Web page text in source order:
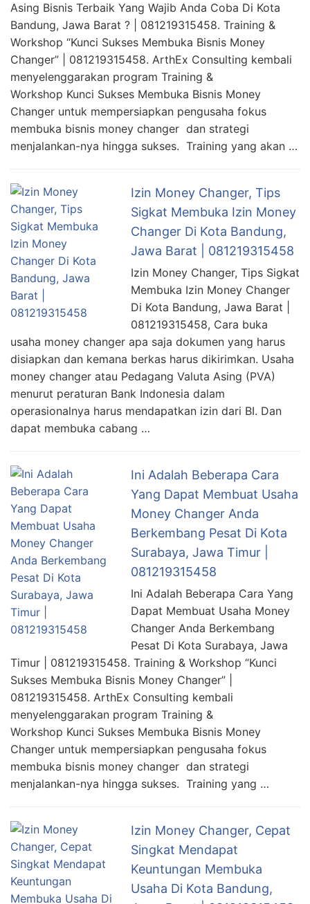
Asing Bisnis Terbaik Yang Wajib Anda Coba Di Kota
Bandung, Jawa Barat ? | 081219315458. Training &
Workshop “Kunci Sukses Membuka Bisnis Money
Changer” | 081219315458. ArthEx Consulting kembali
menyelenggarakan program Training &
Workshop Kunci Sukses Membuka Bisnis Money
Changer untuk mempersiapkan pengusaha fokus
membuka bisnis money changer dan strategi
menjalankan-nya hingga sukses. Training yang akan …
Izin Money Changer, Tips
Sigkat Membuka Izin Money
Changer Di Kota Bandung,
Jawa Barat | 081219315458
Izin Money Changer, Tips Sigkat
Membuka Izin Money Changer
Di Kota Bandung, Jawa Barat |
081219315458, Cara buka
usaha money changer apa saja dokumen yang harus
disiapkan dan kemana berkas harus dikirimkan. Usaha
money changer atau Pedagang Valuta Asing (PVA)
menurut peraturan Bank Indonesia dalam
operasionalnya harus mendapatkan izin dari BI. Dan
dapat membuka cabang …
Ini Adalah Beberapa Cara
Yang Dapat Membuat Usaha
Money Changer Anda
Berkembang Pesat Di Kota
Surabaya, Jawa Timur |
081219315458
Ini Adalah Beberapa Cara Yang
Dapat Membuat Usaha Money
Changer Anda Berkembang
Pesat Di Kota Surabaya, Jawa
Timur | 081219315458. Training & Workshop “Kunci
Sukses Membuka Bisnis Money Changer” |
081219315458. ArthEx Consulting kembali
menyelenggarakan program Training &
Workshop Kunci Sukses Membuka Bisnis Money
Changer untuk mempersiapkan pengusaha fokus
membuka bisnis money changer dan strategi
menjalankan-nya hingga sukses. Training yang …
Izin Money Changer, Cepat
Singkat Mendapat
Keuntungan Membuka
Usaha Di Kota Bandung,